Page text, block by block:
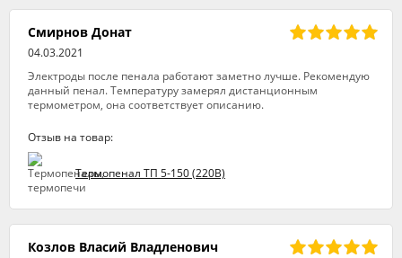
Смирнов Донат
04.03.2021
Электроды после пенала работают заметно лучше. Рекомендую
данный пенал. Температуру замерял дистанционным
термометром, она соответствует описанию.
Отзыв на товар:
Термопенал ТП 5-150 (220В)
Козлов Власий Владленович